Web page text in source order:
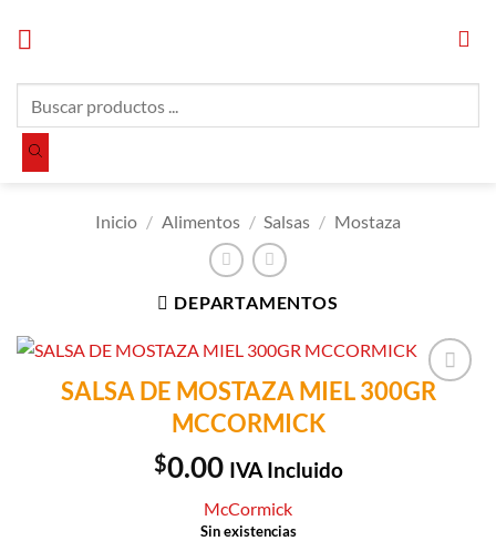
productos
Inicio / Alimentos / Salsas / Mostaza
DEPARTAMENTOS
Añadir a
SALSA DE MOSTAZA MIEL 300GR
MCCORMICK
$0.00 IVA Incluido
McCormick
Sin existencias